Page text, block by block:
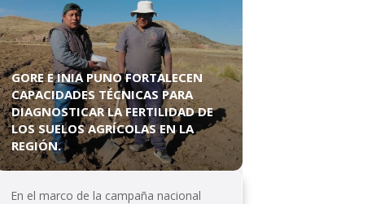
GORE E INIA PUNO FORTALECEN
CAPACIDADES TÉCNICAS PARA
DIAGNOSTICAR LA FERTILIDAD DE
LOS SUELOS AGRÍCOLAS EN LA
REGIÓN.
En el marco de la campaña nacional